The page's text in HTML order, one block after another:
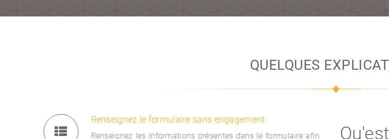
QUELQUES
Renseignez le formulaire sans engagement
Renseignez les informations présentes dans le formulaire afin